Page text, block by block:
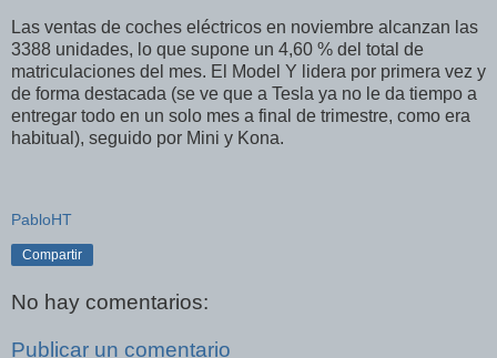
Las ventas de coches eléctricos en noviembre alcanzan las
3388 unidades, lo que supone un 4,60 % del total de
matriculaciones del mes. El Model Y lidera por primera vez y
de forma destacada (se ve que a Tesla ya no le da tiempo a
entregar todo en un solo mes a final de trimestre, como era
habitual), seguido por Mini y Kona.
PabloHT
Compartir
No hay comentarios:
Publicar un comentario